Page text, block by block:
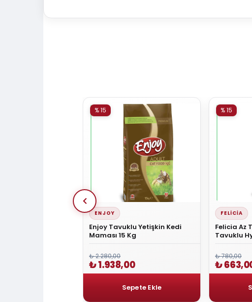
ENJOY
Enjoy Tavuklu Yetişkin Kedi
Maması 15 Kg
% 15
₺ 2.280,00
₺ 1.938,00
FELICIA
Felicia Az
Tavuklu
% 15
₺ 780,00
₺